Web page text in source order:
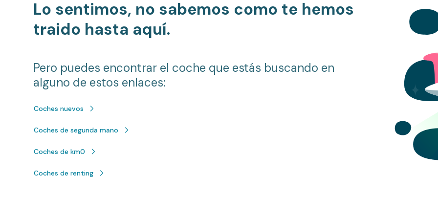
Lo sentimos, no sabemos como te hemos
traido hasta aquí.
Pero puedes encontrar el coche que estás buscando en
alguno de estos enlaces:
Coches nuevos
Coches de segunda mano
Coches de km0
Coches de renting